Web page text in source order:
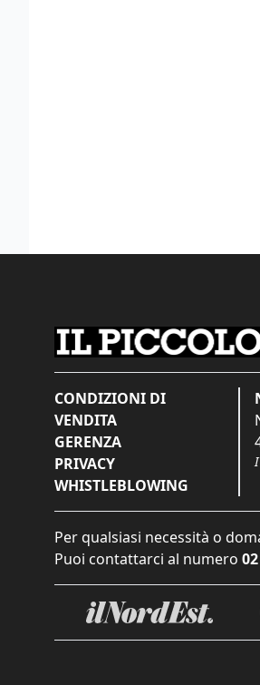
CONDIZIONI DI
VENDITA
GERENZA
PRIVACY
WHISTLEBLOWING
Per qualsiasi necessità o
Puoi contattarci al numero